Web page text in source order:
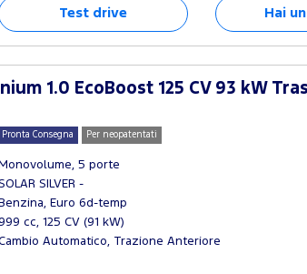
Test drive Hai
1.0 EcoBoost 125 CV 93 kW
Pronta Consegna Per neopatentati
Monovolume, 5 porte
SILVER -
Benzina, Euro 6d-temp
cc, 125 CV (91 kW)
Automatico, Trazione Anteriore